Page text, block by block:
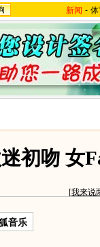
新闻 -
初吻 女
[我来说
音乐